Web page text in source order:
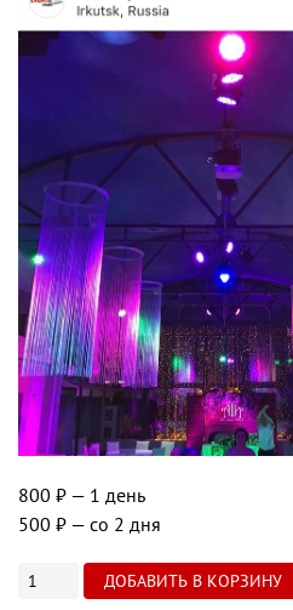
800 ₽ — 1 день
500 ₽ — со 2 дня